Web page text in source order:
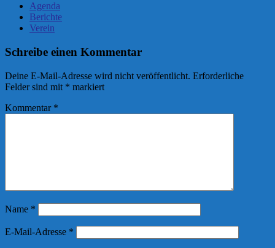
Agenda
Berichte
Verein
Schreibe einen Kommentar
Deine E-Mail-Adresse wird nicht veröffentlicht. Erforderliche
Felder sind mit * markiert
Kommentar *
Name *
E-Mail-Adresse *